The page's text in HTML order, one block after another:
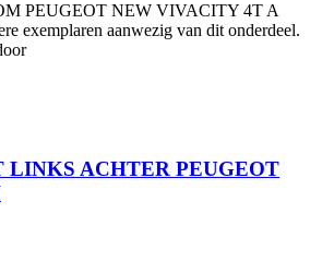
PEUGEOT NEW VIVACITY 4T A
exemplaren aanwezig van dit onderdeel.
ACHTER PEUGEOT